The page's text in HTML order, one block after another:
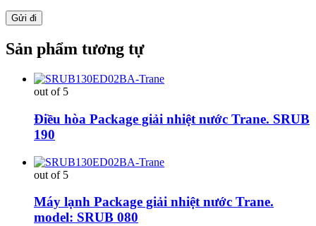
Sản phẩm tương tự
out of 5
Điều hòa Package giải nhiệt nước Trane. SRUB
190
out of 5
Máy lạnh Package giải nhiệt nước Trane.
model: SRUB 080